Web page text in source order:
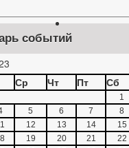
событий
Ср
Чт Пт Сб
1
5 6 7 8
12 13 14 15
19 20 21 22